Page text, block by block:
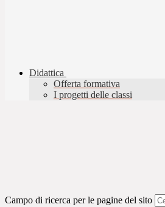
Didattica
Offerta formativa
I progetti delle classi
Campo di ricerca per le pagine del sito